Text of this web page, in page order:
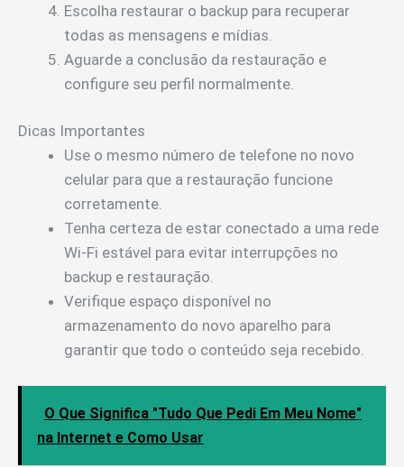
Escolha restaurar o backup para recuperar
todas as mensagens e mídias.
Aguarde a conclusão da restauração e
configure seu perfil normalmente.
Dicas Importantes
Use o mesmo número de telefone no novo
celular para que a restauração funcione
corretamente.
Tenha certeza de estar conectado a uma rede
Wi-Fi estável para evitar interrupções no
backup e restauração.
Verifique espaço disponível no
armazenamento do novo aparelho para
garantir que todo o conteúdo seja recebido.
O Que Significa "Tudo Que Pedi Em Meu Nome"
na Internet e Como Usar